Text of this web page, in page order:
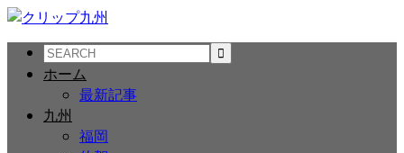
ホーム
最新記事
九州
福岡